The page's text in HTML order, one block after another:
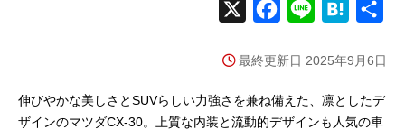
c
b
n
t
n
最終更新日 2025年9月6日
伸びやかな美しさとSUVらしい力強さを兼ね備えた、凛としたデ
ザインのマツダCX-30。上質な内装と流動的デザインも人気の車